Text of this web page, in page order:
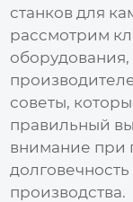
станков для
рассмотрим
советы,
правильный
внимание при
производства.